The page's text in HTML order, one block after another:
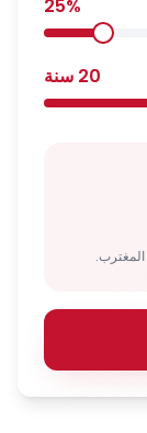
25%
20 سنة